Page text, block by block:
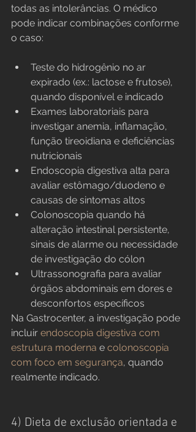
todas as intolerâncias. O médico
pode indicar combinações conforme
o caso:
Teste do hidrogênio no ar
expirado (ex.: lactose e frutose),
quando disponível e indicado
Exames laboratoriais para
investigar anemia, inflamação,
função tireoidiana e deficiências
nutricionais
Endoscopia digestiva alta para
avaliar estômago/duodeno e
causas de sintomas altos
Colonoscopia quando há
alteração intestinal persistente,
sinais de alarme ou necessidade
de investigação do cólon
Ultrassonografia para avaliar
órgãos abdominais em dores e
desconfortos específicos
Na Gastrocenter, a investigação pode
incluir endoscopia digestiva com
estrutura moderna e colonoscopia
com foco em segurança, quando
realmente indicado.
4) Dieta de exclusão orientada e